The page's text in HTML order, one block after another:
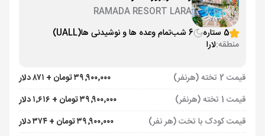
RAMADA RESORT LARA
5 ستاره
6 شب تمام وعده ها و نوشیدنی ها(UALL)
منطقه:لارا
قیمت 2 تخته (هرنفر)
۳۹٬۹۰۰٬۰۰۰ تومان + ۸۷۱ دلار
قیمت 1 تخته (هرنفر)
۳۹٬۹۰۰٬۰۰۰ تومان + ۱٬۶۱۶ دلار
قیمت کودک با تخت (هر نفر)
۳۹٬۹۰۰٬۰۰۰ تومان + ۳۷۴ دلار